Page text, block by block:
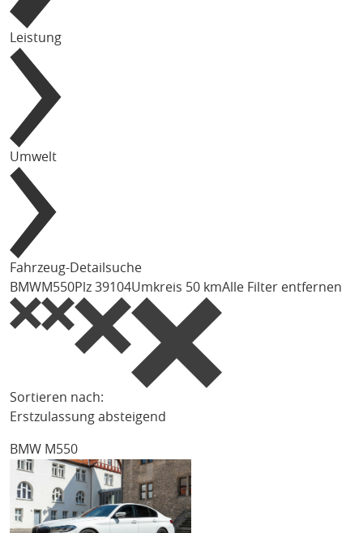
Leistung
Umwelt
Fahrzeug-Detailsuche
BMWM550Plz 39104Umkreis 50 kmAlle Filter entfernen
Sortieren nach:
Erstzulassung absteigend
BMW M550